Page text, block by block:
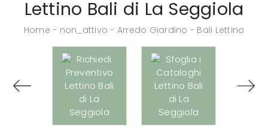
Lettino Bali di La Seggiola
Home - non_attivo - Arredo Giardino - Bali Lettino